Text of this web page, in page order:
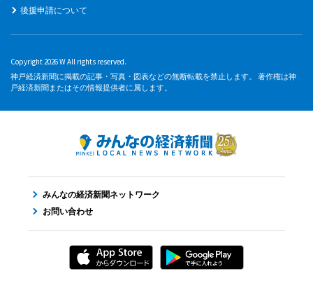
後援申請について
Copyright 2026 W All rights reserved.
神戸経済新聞に掲載の記事・写真・図表などの無断転載を禁止します。 著作権は神
戸経済新聞またはその情報提供者に属します。
みんなの経済新聞ネットワーク
お問い合わせ